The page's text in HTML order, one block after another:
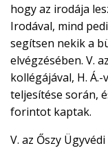
hogy az irodája
Irodával, mind
segítsen nekik a
elvégzésében. V.
kollégájával, H.
teljesítése során,
forintot kaptak.
V. az Őszy